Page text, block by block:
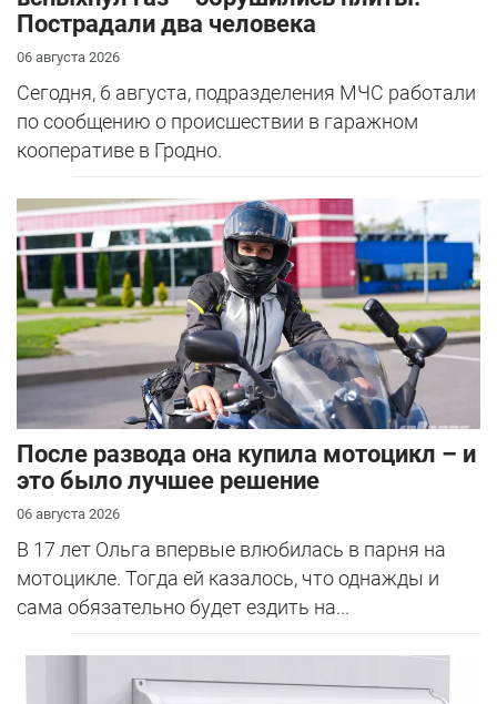
Пострадали два человека
06 августа 2026
Сегодня, 6 августа, подразделения МЧС работали
по сообщению о происшествии в гаражном
кооперативе в Гродно.
После развода она купила мотоцикл – и
это было лучшее решение
06 августа 2026
В 17 лет Ольга впервые влюбилась в парня на
мотоцикле. Тогда ей казалось, что однажды и
сама обязательно будет ездить на...